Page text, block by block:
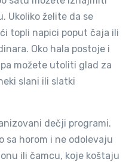
Ukoliko želite da se
topli napici poput čaja ili
Oko hala postoje i
možete utoliti glad za
slani ili slatki
dečji programi.
sa horom i ne odolevaju
ili čamcu, koje koštaju